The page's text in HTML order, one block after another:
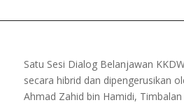
Satu Sesi Dialog Belanjawan
secara hibrid dan dipengerusikan
Ahmad Zahid bin Hamidi,